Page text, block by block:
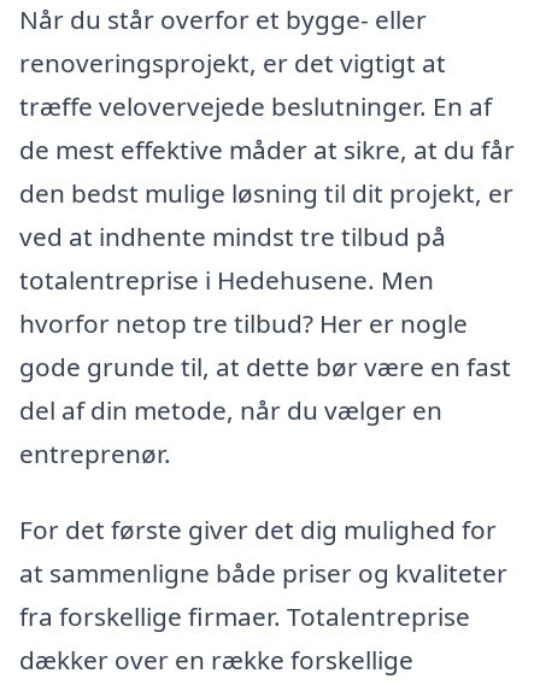
Når du står overfor et bygge- eller
renoveringsprojekt, er det vigtigt at
træffe velovervejede beslutninger. En af
de mest effektive måder at sikre, at du får
den bedst mulige løsning til dit projekt, er
ved at indhente mindst tre tilbud på
totalentreprise i Hedehusene. Men
hvorfor netop tre tilbud? Her er nogle
gode grunde til, at dette bør være en fast
del af din metode, når du vælger en
entreprenør.
For det første giver det dig mulighed for
at sammenligne både priser og kvaliteter
fra forskellige firmaer. Totalentreprise
dækker over en række forskellige